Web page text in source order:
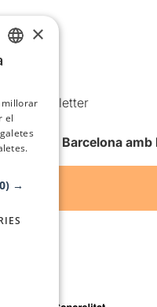
i Newsletter
de Teatre Barcelona
×
millorar
el
→